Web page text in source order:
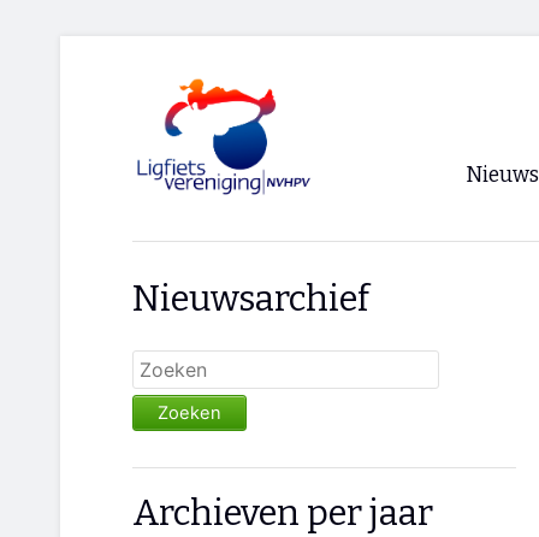
Nieuws
Nieuwsarchief
Zoeken
Archieven per jaar